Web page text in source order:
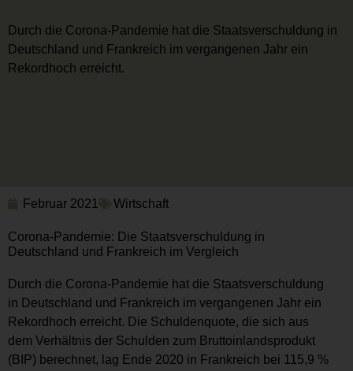
Durch die Corona-Pandemie hat die Staatsverschuldung in
Deutschland und Frankreich im vergangenen Jahr ein
Rekordhoch erreicht.
Februar 2021 Wirtschaft
Corona-Pandemie: Die Staatsverschuldung in
Deutschland und Frankreich im Vergleich
Durch die Corona-Pandemie hat die Staatsverschuldung
in Deutschland und Frankreich im vergangenen Jahr ein
Rekordhoch erreicht. Die Schuldenquote, die sich aus
dem Verhältnis der Schulden zum Bruttoinlandsprodukt
(BIP) berechnet, lag Ende 2020 in Frankreich bei 115,9 %